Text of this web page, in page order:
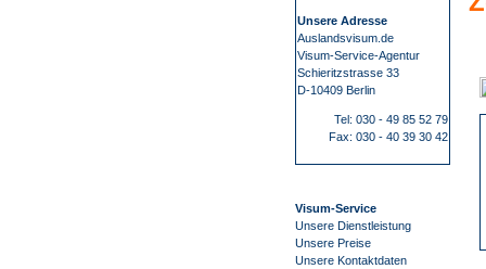
Unsere Adresse
Auslandsvisum.de
Visum-Service-Agentur
Schieritzstrasse 33
D-10409 Berlin
Tel: 030 - 49 85 52 79
Fax: 030 - 40 39 30 42
Visum-Service
Unsere Dienstleistung
Unsere Preise
Unsere Kontaktdaten